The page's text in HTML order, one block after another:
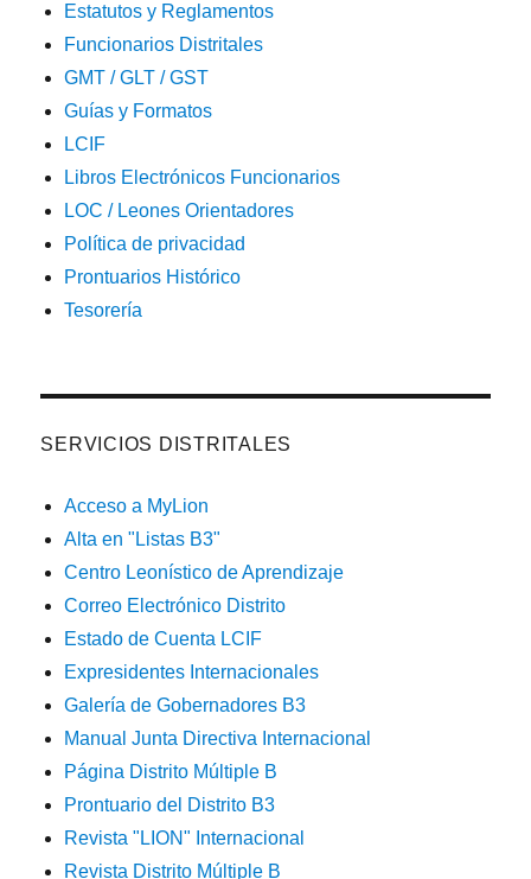
Estatutos y Reglamentos
Funcionarios Distritales
GMT / GLT / GST
Guías y Formatos
LCIF
Libros Electrónicos Funcionarios
LOC / Leones Orientadores
Política de privacidad
Prontuarios Histórico
Tesorería
SERVICIOS DISTRITALES
Acceso a MyLion
Alta en "Listas B3"
Centro Leonístico de Aprendizaje
Correo Electrónico Distrito
Estado de Cuenta LCIF
Expresidentes Internacionales
Galería de Gobernadores B3
Manual Junta Directiva Internacional
Página Distrito Múltiple B
Prontuario del Distrito B3
Revista "LION" Internacional
Revista Distrito Múltiple B